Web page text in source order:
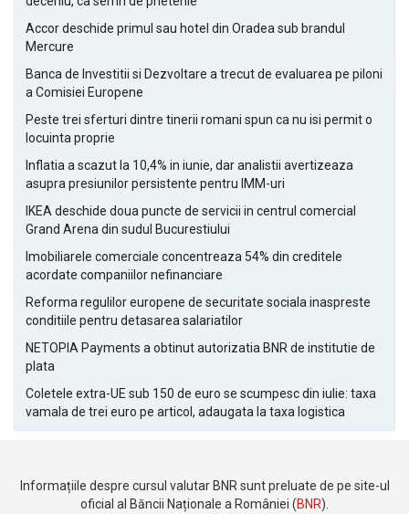
Accor deschide primul sau hotel din Oradea sub brandul
Mercure
Banca de Investitii si Dezvoltare a trecut de evaluarea pe piloni
a Comisiei Europene
Peste trei sferturi dintre tinerii romani spun ca nu isi permit o
locuinta proprie
Inflatia a scazut la 10,4% in iunie, dar analistii avertizeaza
asupra presiunilor persistente pentru IMM-uri
IKEA deschide doua puncte de servicii in centrul comercial
Grand Arena din sudul Bucurestiului
Imobiliarele comerciale concentreaza 54% din creditele
acordate companiilor nefinanciare
Reforma regulilor europene de securitate sociala inaspreste
conditiile pentru detasarea salariatilor
NETOPIA Payments a obtinut autorizatia BNR de institutie de
plata
Coletele extra-UE sub 150 de euro se scumpesc din iulie: taxa
vamala de trei euro pe articol, adaugata la taxa logistica
Informațiile despre cursul valutar BNR sunt preluate de pe site-ul
oficial al Băncii Naționale a României (BNR).